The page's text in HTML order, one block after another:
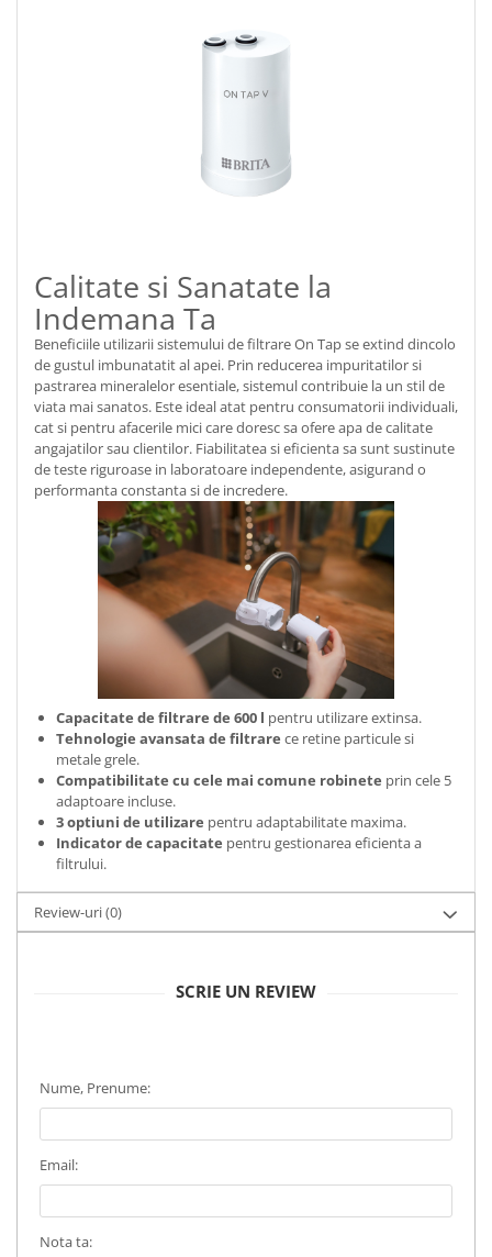
Calitate si Sanatate la
Indemana Ta
Beneficiile utilizarii sistemului de filtrare On Tap se extind dincolo
de gustul imbunatatit al apei. Prin reducerea impuritatilor si
pastrarea mineralelor esentiale, sistemul contribuie la un stil de
viata mai sanatos. Este ideal atat pentru consumatorii individuali,
cat si pentru afacerile mici care doresc sa ofere apa de calitate
angajatilor sau clientilor. Fiabilitatea si eficienta sa sunt sustinute
de teste riguroase in laboratoare independente, asigurand o
performanta constanta si de incredere.
Capacitate de filtrare de 600 l pentru utilizare extinsa.
Tehnologie avansata de filtrare ce retine particule si
metale grele.
Compatibilitate cu cele mai comune robinete prin cele 5
adaptoare incluse.
3 optiuni de utilizare pentru adaptabilitate maxima.
Indicator de capacitate pentru gestionarea eficienta a
filtrului.
Review-uri(0)
SCRIE UN REVIEW
Nume, Prenume:
Email:
Nota ta: